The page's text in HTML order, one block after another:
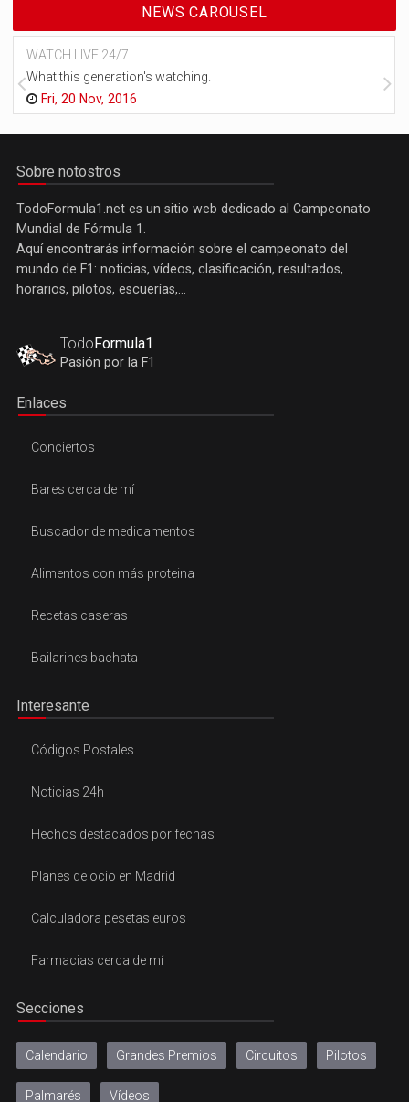
NEWS CAROUSEL
WATCH LIVE 24/7
What this generation's watching.
Fri, 20 Nov, 2016
Sobre notostros
TodoFormula1.net es un sitio web dedicado al Campeonato
Mundial de Fórmula 1.
Aquí encontrarás información sobre el campeonato del
mundo de F1: noticias, vídeos, clasificación, resultados,
horarios, pilotos, escuerías,...
Todo Formula1
Pasión por la F1
Enlaces
Conciertos
Bares cerca de mí
Buscador de medicamentos
Alimentos con más proteina
Recetas caseras
Bailarines bachata
Interesante
Códigos Postales
Noticias 24h
Hechos destacados por fechas
Planes de ocio en Madrid
Calculadora pesetas euros
Farmacias cerca de mí
Secciones
Calendario Grandes Premios Circuitos Pilotos
Palmarés Vídeos